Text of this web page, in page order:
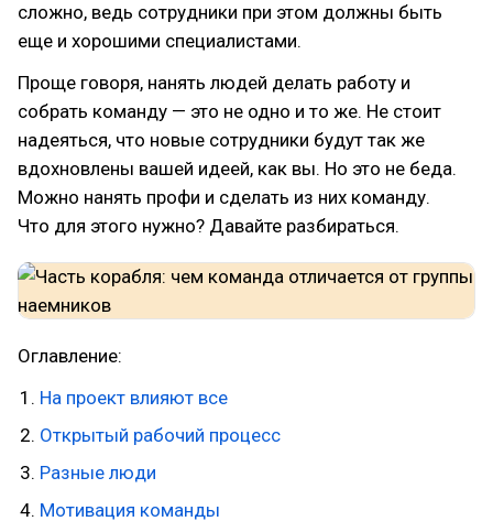
сложно, ведь сотрудники при этом должны быть
еще и хорошими специалистами.
Проще говоря, нанять людей делать работу и
собрать команду — это не одно и то же. Не стоит
надеяться, что новые сотрудники будут так же
вдохновлены вашей идеей, как вы. Но это не беда.
Можно нанять профи и сделать из них команду.
Что для этого нужно? Давайте разбираться.
Оглавление:
На проект влияют все
Открытый рабочий процесс
Разные люди
Мотивация команды